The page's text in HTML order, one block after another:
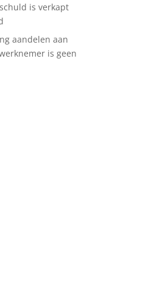
is verkapt
aandelen aan
is geen